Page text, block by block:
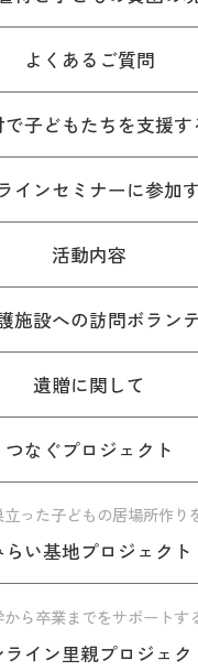
よくあるご質問
で子どもたちを支援す
インセミナーに参加
活動内容
施設への訪問ボラン
遺贈に関して
つなぐプロジェクト
った子どもの居場所作り
らい基地プロジェクト
から卒業までをサポートす
ライン里親プロジェク